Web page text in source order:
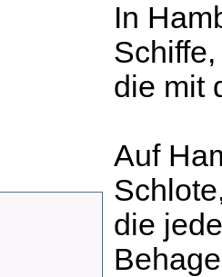
In
Schiffe,
die mit
Auf
die